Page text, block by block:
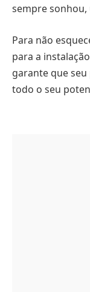
sempre
Para não
para a
garante que
todo o seu